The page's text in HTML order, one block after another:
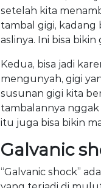
setelah kita
tambal gigi,
aslinya. Ini bisa
Kedua, bisa jadi
mengunyah, gigi
susunan gigi kita
tambalannya
itu juga bisa bikin
Galvanic
“Galvanic shock”